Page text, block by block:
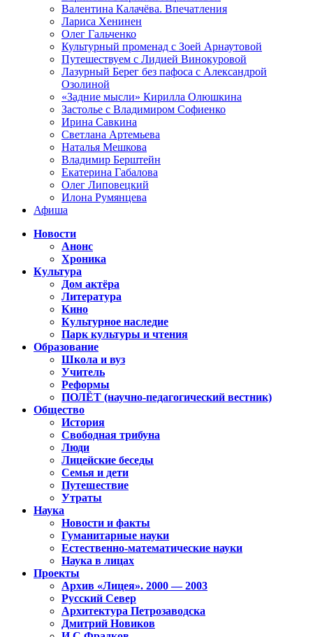
Валентина Калачёва. Впечатления
Лариса Хенинен
Олег Гальченко
Культурный променад с Зоей Арнаутовой
Путешествуем с Лидией Винокуровой
Лазурный Берег без пафоса с Александрой
Озолиной
«Задние мысли» Кирилла Олюшкина
Застолье с Владимиром Софиенко
Ирина Савкина
Светлана Артемьева
Наталья Мешкова
Владимир Берштейн
Екатерина Габалова
Олег Липовецкий
Илона Румянцева
Афиша
Новости
Анонс
Хроника
Культура
Дом актёра
Литература
Кино
Культурное наследие
Парк культуры и чтения
Образование
Школа и вуз
Учитель
Реформы
ПОЛЁТ (научно-педагогический вестник)
Общество
История
Свободная трибуна
Люди
Лицейские беседы
Семья и дети
Путешествие
Утраты
Наука
Новости и факты
Гуманитарные науки
Естественно-математические науки
Наука в лицах
Проекты
Архив «Лицея». 2000 — 2003
Русский Север
Архитектура Петрозаводска
Дмитрий Новиков